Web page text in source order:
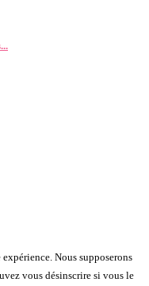
Nous supposerons
vous désinscrire si vous le